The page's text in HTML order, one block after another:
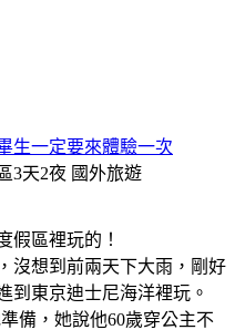
生一定要來體驗一次
3天2夜 國外旅遊
假區裡玩的！
沒想到前兩天下大雨，剛好
到東京迪士尼海洋裡玩。
備，她說他60歲穿公主不